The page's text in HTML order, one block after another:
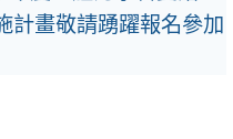
計畫敬請踴躍報名參加